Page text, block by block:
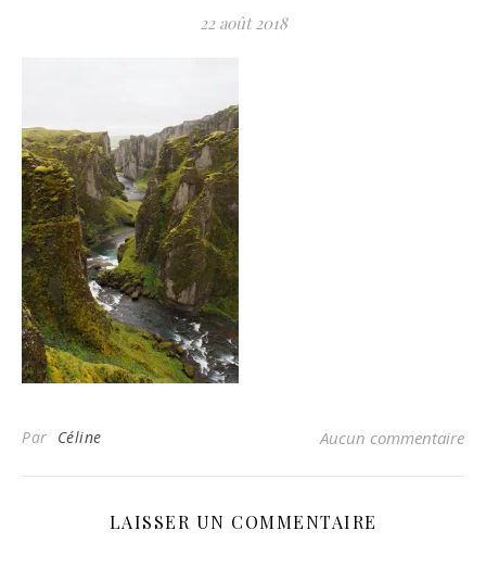
22 août 2018
Par Céline Aucun commentaire
LAISSER UN COMMENTAIRE